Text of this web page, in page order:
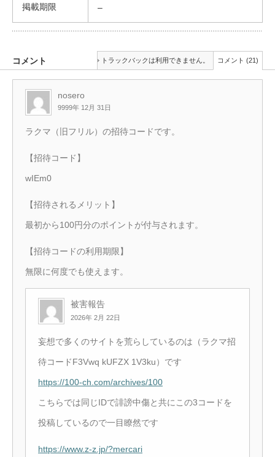
掲載期限 –
コメント トラックバックは利用できません。 コメント (21)
nosero
9999年 12月 31日
ラクマ（旧フリル）の招待コードです。
【招待コード】
wIEm0
【招待されるメリット】
最初から100円分のポイントが付与されます。
【招待コードの利用期限】
無限に何度でも使えます。
被害報告
2026年 2月 22日
妄想で多くのサイトを荒らしているのは（ラクマ招
待コードF3Vwq kUFZX 1V3ku）です
https://100-ch.com/archives/100
こちらでは同じIDで誹謗中傷と共にこの3コードを
投稿しているので一目瞭然です
https://www.z-z.jp/?mercari